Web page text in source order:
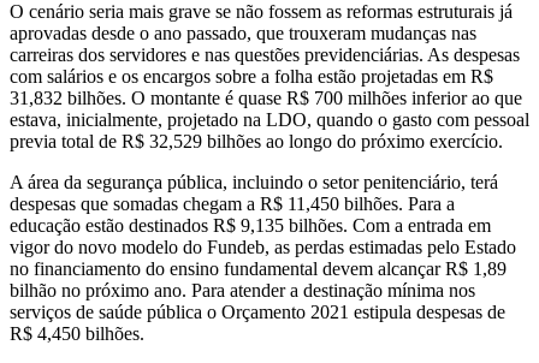
O cenário seria mais grave se não fossem as reformas estruturais já
aprovadas desde o ano passado, que trouxeram mudanças nas
carreiras dos servidores e nas questões previdenciárias. As despesas
com salários e os encargos sobre a folha estão projetadas em R$
31,832 bilhões. O montante é quase R$ 700 milhões inferior ao que
estava, inicialmente, projetado na LDO, quando o gasto com pessoal
previa total de R$ 32,529 bilhões ao longo do próximo exercício.
A área da segurança pública, incluindo o setor penitenciário, terá
despesas que somadas chegam a R$ 11,450 bilhões. Para a
educação estão destinados R$ 9,135 bilhões. Com a entrada em
vigor do novo modelo do Fundeb, as perdas estimadas pelo Estado
no financiamento do ensino fundamental devem alcançar R$ 1,89
bilhão no próximo ano. Para atender a destinação mínima nos
serviços de saúde pública o Orçamento 2021 estipula despesas de
R$ 4,450 bilhões.